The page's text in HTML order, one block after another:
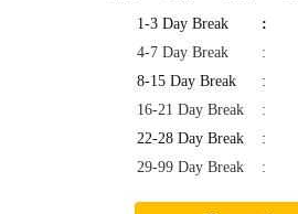
1-3 Day Break :
4-7 Day Break
:
8-15 Day Break
:
16-21 Day Break
:
22-28 Day Break
:
29-99 Day Break
: